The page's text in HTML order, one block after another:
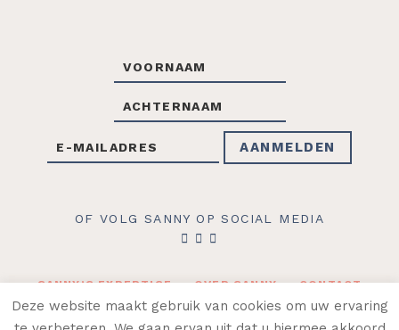
OF VOLG SANNY OP SOCIAL MEDIA
SANNY’S EXPERTISE OVER SANNY
CONTACT
WEBLOG
WEBSHOP
Deze website maakt gebruik van cookies om uw ervaring